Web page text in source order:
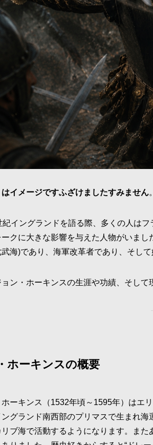
イメージですふざけましたすみません
紀イングランドを語る際、多くの人は
クに大きな影響を与えた人物がいま
武海)であり、海軍改革者であり、そし
ン・ホーキンスの生涯や功績、そし
ホーキンスの概要
ホーキンス（1532年頃～1595年）はエ
グランド南西部のプリマスで生まれ
ブ海で活動するようになります。ま